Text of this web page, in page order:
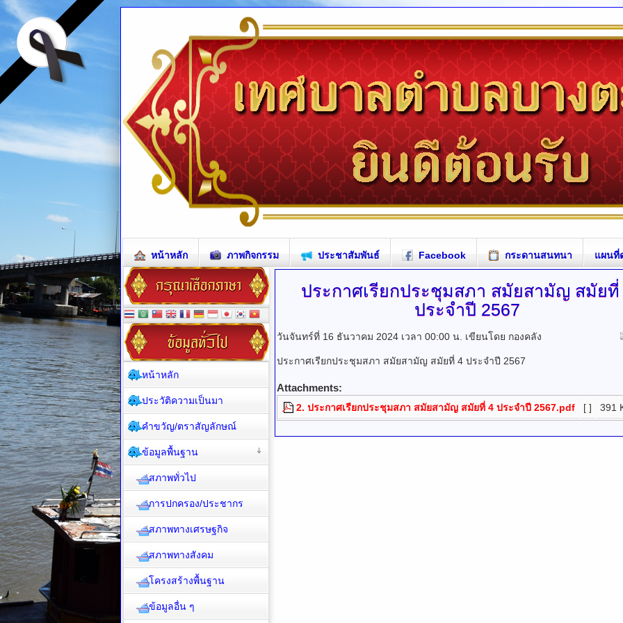
หน้าหลัก ภาพกิจกรรม ประชาสัมพันธ์ Facebook กระดานสนทนา แผนที่
ประกาศเรียกประชุมสภา สมัยสามัญ สมัยที่
ประจำปี 2567
วันจันทร์ที่ 16 ธันวาคม 2024 เวลา 00:00 น. เขียนโดย กองคลัง
ประกาศเรียกประชุมสภา สมัยสามัญ สมัยที่ 4 ประจำปี 2567
Attachments:
2. ประกาศเรียกประชุมสภา สมัยสามัญ สมัยที่ 4 ประจำปี 2567.pdf [ ] 391
หน้าหลัก
ประวัติความเป็นมา
คำขวัญ/ตราสัญลักษณ์
ข้อมูลพื้นฐาน
สภาพทั่วไป
การปกครอง/ประชากร
สภาพทางเศรษฐกิจ
สภาพทางสังคม
โครงสร้างพื้นฐาน
ข้อมูลอื่น ๆ